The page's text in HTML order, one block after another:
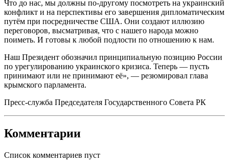
Что до нас, мы должны по-другому посмотреть на украинский
конфликт и на перспективы его завершения дипломатическим
путём при посредничестве США. Они создают иллюзию
переговоров, высматривая, что с нашего народа можно
поиметь. И готовы к любой подлости по отношению к нам.
Наш Президент обозначил принципиальную позицию России
по урегулированию украинского кризиса. Теперь — пусть
принимают или не принимают её», — резюмировал глава
крымского парламента.
Пресс-служба Председателя Государственного Совета РК
Комментарии
Список комментариев пуст